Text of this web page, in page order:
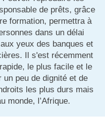
de prêts, grâce
formation, permettra à
dans un délai
yeux des banques et
Il s'est récemment
le plus facile et le
un peu de dignité et de
les plus durs mais
monde, l’Afrique.